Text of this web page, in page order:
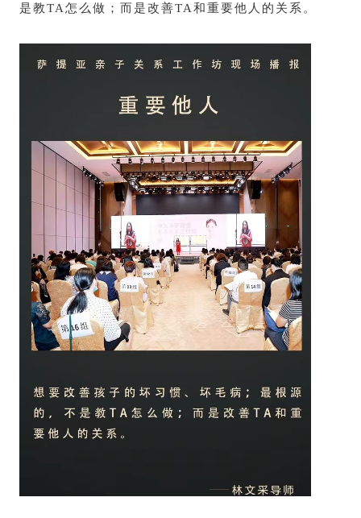
是教TA怎么做；而是改善TA和重要他人的关系。